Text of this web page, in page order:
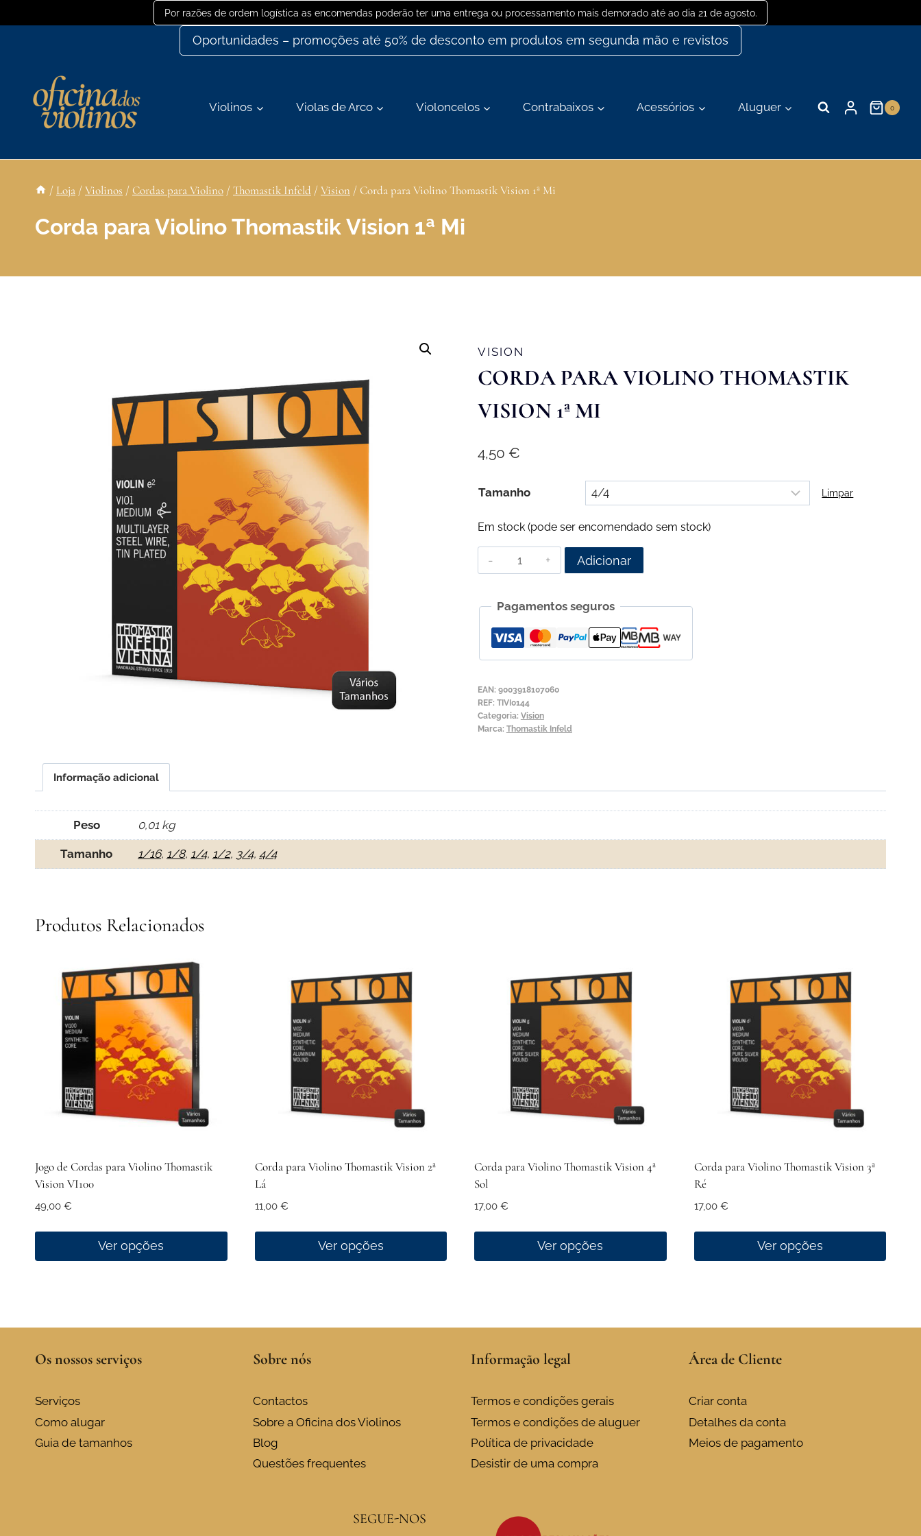
para
Por razões de ordem logística as encomendas poderão ter uma entrega ou processamento mais demorado até ao dia 21 de agosto.
Oportunidades – promoções até 50% de desconto em produtos em segunda mão e revistos
Violinos Violas de Arco Violoncelos Contrabaixos Acessórios Aluguer 0
/ Loja /Violinos / Cordas para Violino /Thomastik Infeld /Vision / Corda para Violino Thomastik Vision 1ª Mi
Corda para Violino Thomastik Vision 1ª Mi
VISION
CORDA PARA VIOLINO THOMASTIK
VISION 1ª MI
4,50 €
Tamanho Limpar
Em stock (pode ser encomendado sem stock)
Quantidade
de
para
Violino
Thomastik
1ª
Mi
Adicionar
Pagamentos seguros
EAN: 9003918107060
REF: TIVI0144
Categoria: Vision
Marca: Thomastik Infeld
Informação adicional
Peso 0,01 kg
Tamanho 1/16, 1/8, 1/4, 1/2, 3/4, 4/4
Produtos Relacionados
Jogo de Cordas para Violino Thomastik
Vision VI100
49,00 €
Ver opções
multiple
The
may
be
chosen
Corda para Violino Thomastik Vision 2ª
Lá
11,00 €
Ver opções
multiple
The
may
be
chosen
Corda para Violino Thomastik Vision 4ª
Sol
17,00 €
Ver opções
multiple
The
may
be
chosen
Corda para Violino Thomastik Vision 3ª
Ré
17,00 €
Ver opções
multiple
The
may
be
chosen
Os nossos serviços
Serviços
Como alugar
Guia de tamanhos
Sobre nós
Contactos
Sobre a Oficina dos Violinos
Blog
Questões frequentes
Informação legal
Termos e condições gerais
Termos e condições de aluguer
Política de privacidade
Desistir de uma compra
Área de Cliente
Criar conta
Detalhes da conta
Meios de pagamento
SEGUE-NOS